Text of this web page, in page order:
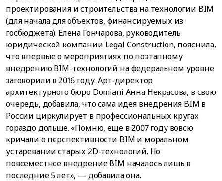
проектирования и строительства на технологии BIM
(для начала для объектов, финансируемых из
госбюджета). Елена Гончарова, руководитель
юридической компании Legal Construction, пояснила,
что впервые о мероприятиях по поэтапному
внедрению BIM-технологий на федеральном уровне
заговорили в 2016 году. Арт-директор
архитектурного бюро Domiani Анна Некрасова, в свою
очередь, добавила, что сама идея внедрения BIM в
России циркулирует в профессиональных кругах
гораздо дольше. «Помню, еще в 2007 году вовсю
кричали о перспективности BIM и моральном
устаревании старых 2D-технологий. Но
повсеместное внедрение BIM началось лишь в
последние 5 лет», — добавила она.